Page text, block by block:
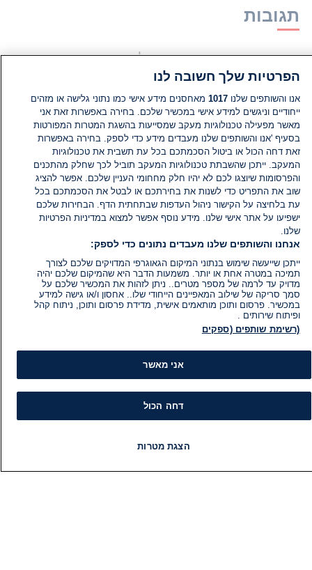
תגובות
אין עדיין תגובות. היה הראשון להגיב
הוסף תגובה
הוועד המנהל של i24NEWS
הפרטיות שלך חשובה לנו
אנו והשותפים שלנו1017 מאחסנים מידע אישי כמו נתוני גלישה או מזהים
ייחודיים וניגשים למידע אישי במכשיר שלכם. בחירה באפשרות זאת אני
מאשר מפעילה טכנולוגיות מעקב שמסייעות בהשגת המטרות המפורטות
בסעיף 'אנו והשותפים שלנו מעבדים מידע כדי לספק. בחירה באפשרות
זאת דחה הכול או ביטול הסכמתכם בכל עת תשבית את טכנולוגיות
המעקב. ייתכן שהשבתת טכנולוגיות המעקב תוביל לכך שחלק מהתכנים
והפרסומות שיוצגו לכם לא יהיו חלק מחחומי העניין שלכם. אפשר להציג
שוב את התפריט כדי לשנות את בחירתכם או לבטל את הסכמתכם בכל
עת בלחיצה על הקישור ניהול העדפות שבתחתית הדף. הבחירות שלכם
ישפיעו על אתר אישי שלנו. מידע נוסף אפשר למצוא במדיניות הפרטיות
שלנו.
אנחנו והשותפים שלנו מעבדים נתונים כדי לספק:
ייתכן שייעשה שימוש בנתוני המיקום הגאוגרפי המדויקים שלכם לצורך
תמיכה במטרה אחת או יותר. משמעות הדבר היא שהמיקום שלכם יהיה
מדויק עד לרמה של מספר מטרים.. ניתן לזהות את המכשיר שלכם על
סמך סריקה של שילוב המאפיינים הייחודי שלו.. אחסון ו/או גישה למידע
במכשיר. פרסום ותוכן מותאמים אישית, מדידת פרסום ותוכן, ניתוח קהל
ופיתוח שירותים .
(רשימת שותפים (ספקים
אני מאשר
דחה הכול
הצגת מטרות